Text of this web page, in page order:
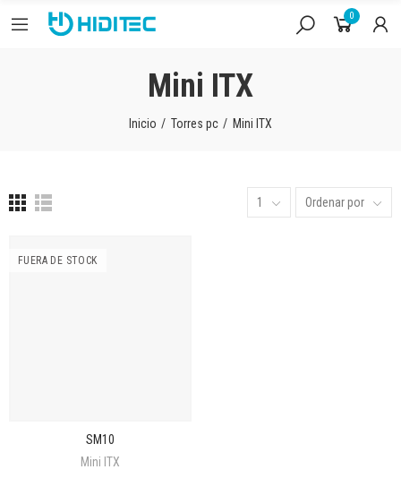
0
Mini ITX
Inicio Torres pc Mini ITX
1 Ordenar por
FUERA DE STOCK
SM10
Mini ITX